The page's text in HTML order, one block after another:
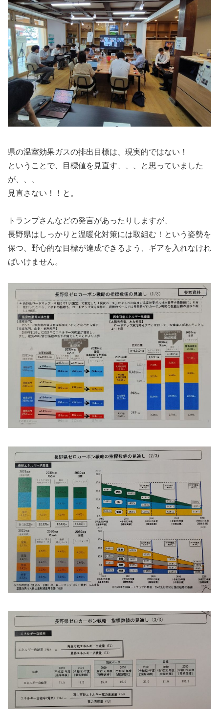
県の温室効果ガスの排出目標は、現実的ではない！
ということで、目標値を見直す、、、と思っていました
が、、、
見直さない！！と。
トランプさんなどの発言があったりしますが、
長野県はしっかりと温暖化対策には取組む！という姿勢を
保つ、野心的な目標が達成できるよう、ギアを入れなけれ
ばいけません。